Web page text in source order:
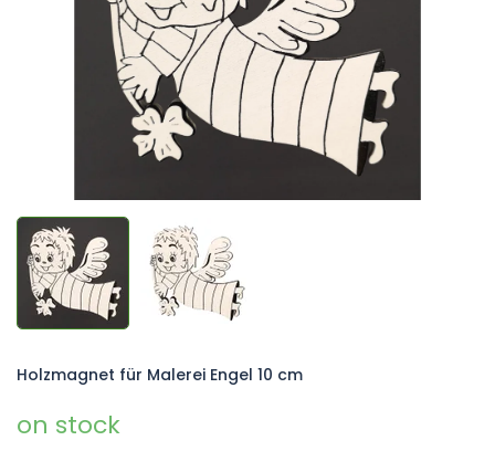
on stock
Holzmagnet für Malerei Engel 10 cm